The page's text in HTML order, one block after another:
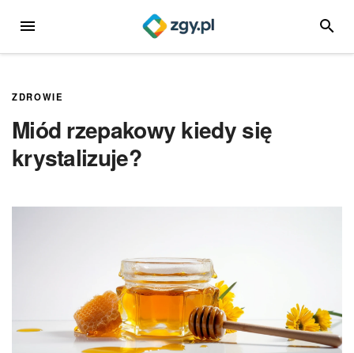
MENU
ZDROWIE
Miód rzepakowy kiedy się
krystalizuje?